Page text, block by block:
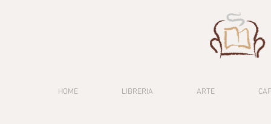
HOME LIBRERIA ARTE